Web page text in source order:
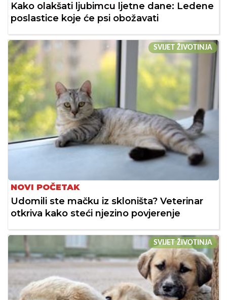
Kako olakšati ljubimcu ljetne dane: Ledene
poslastice koje će psi obožavati
SVIJET ŽIVOTINJA
NOVI POČETAK
Udomili ste mačku iz skloništa? Veterinar
otkriva kako steći njezino povjerenje
SVIJET ŽIVOTINJA